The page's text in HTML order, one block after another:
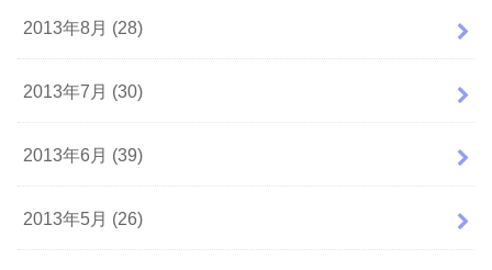
2013年8月 (28)
2013年7月 (30)
2013年6月 (39)
2013年5月 (26)